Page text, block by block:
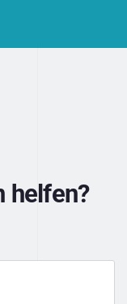
helfen?